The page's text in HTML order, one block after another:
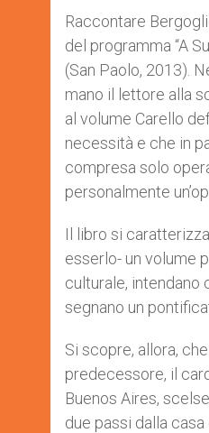
p
p
g
e
r
o
k
r
Raccontare
del programma “A
(San Paolo, 2013).
mano il lettore alla
al volume Carello
necessità e che in
compresa solo
personalmente
Il libro si
esserlo- un volume
culturale, intendano
segnano un
Si scopre, allora,
predecessore, il
Buenos Aires,
due passi dalla